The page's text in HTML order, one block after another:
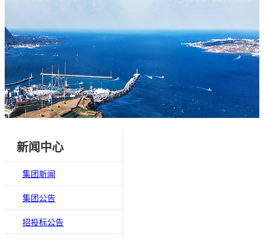
新闻中心
集团新闻
集团公告
招投标公告